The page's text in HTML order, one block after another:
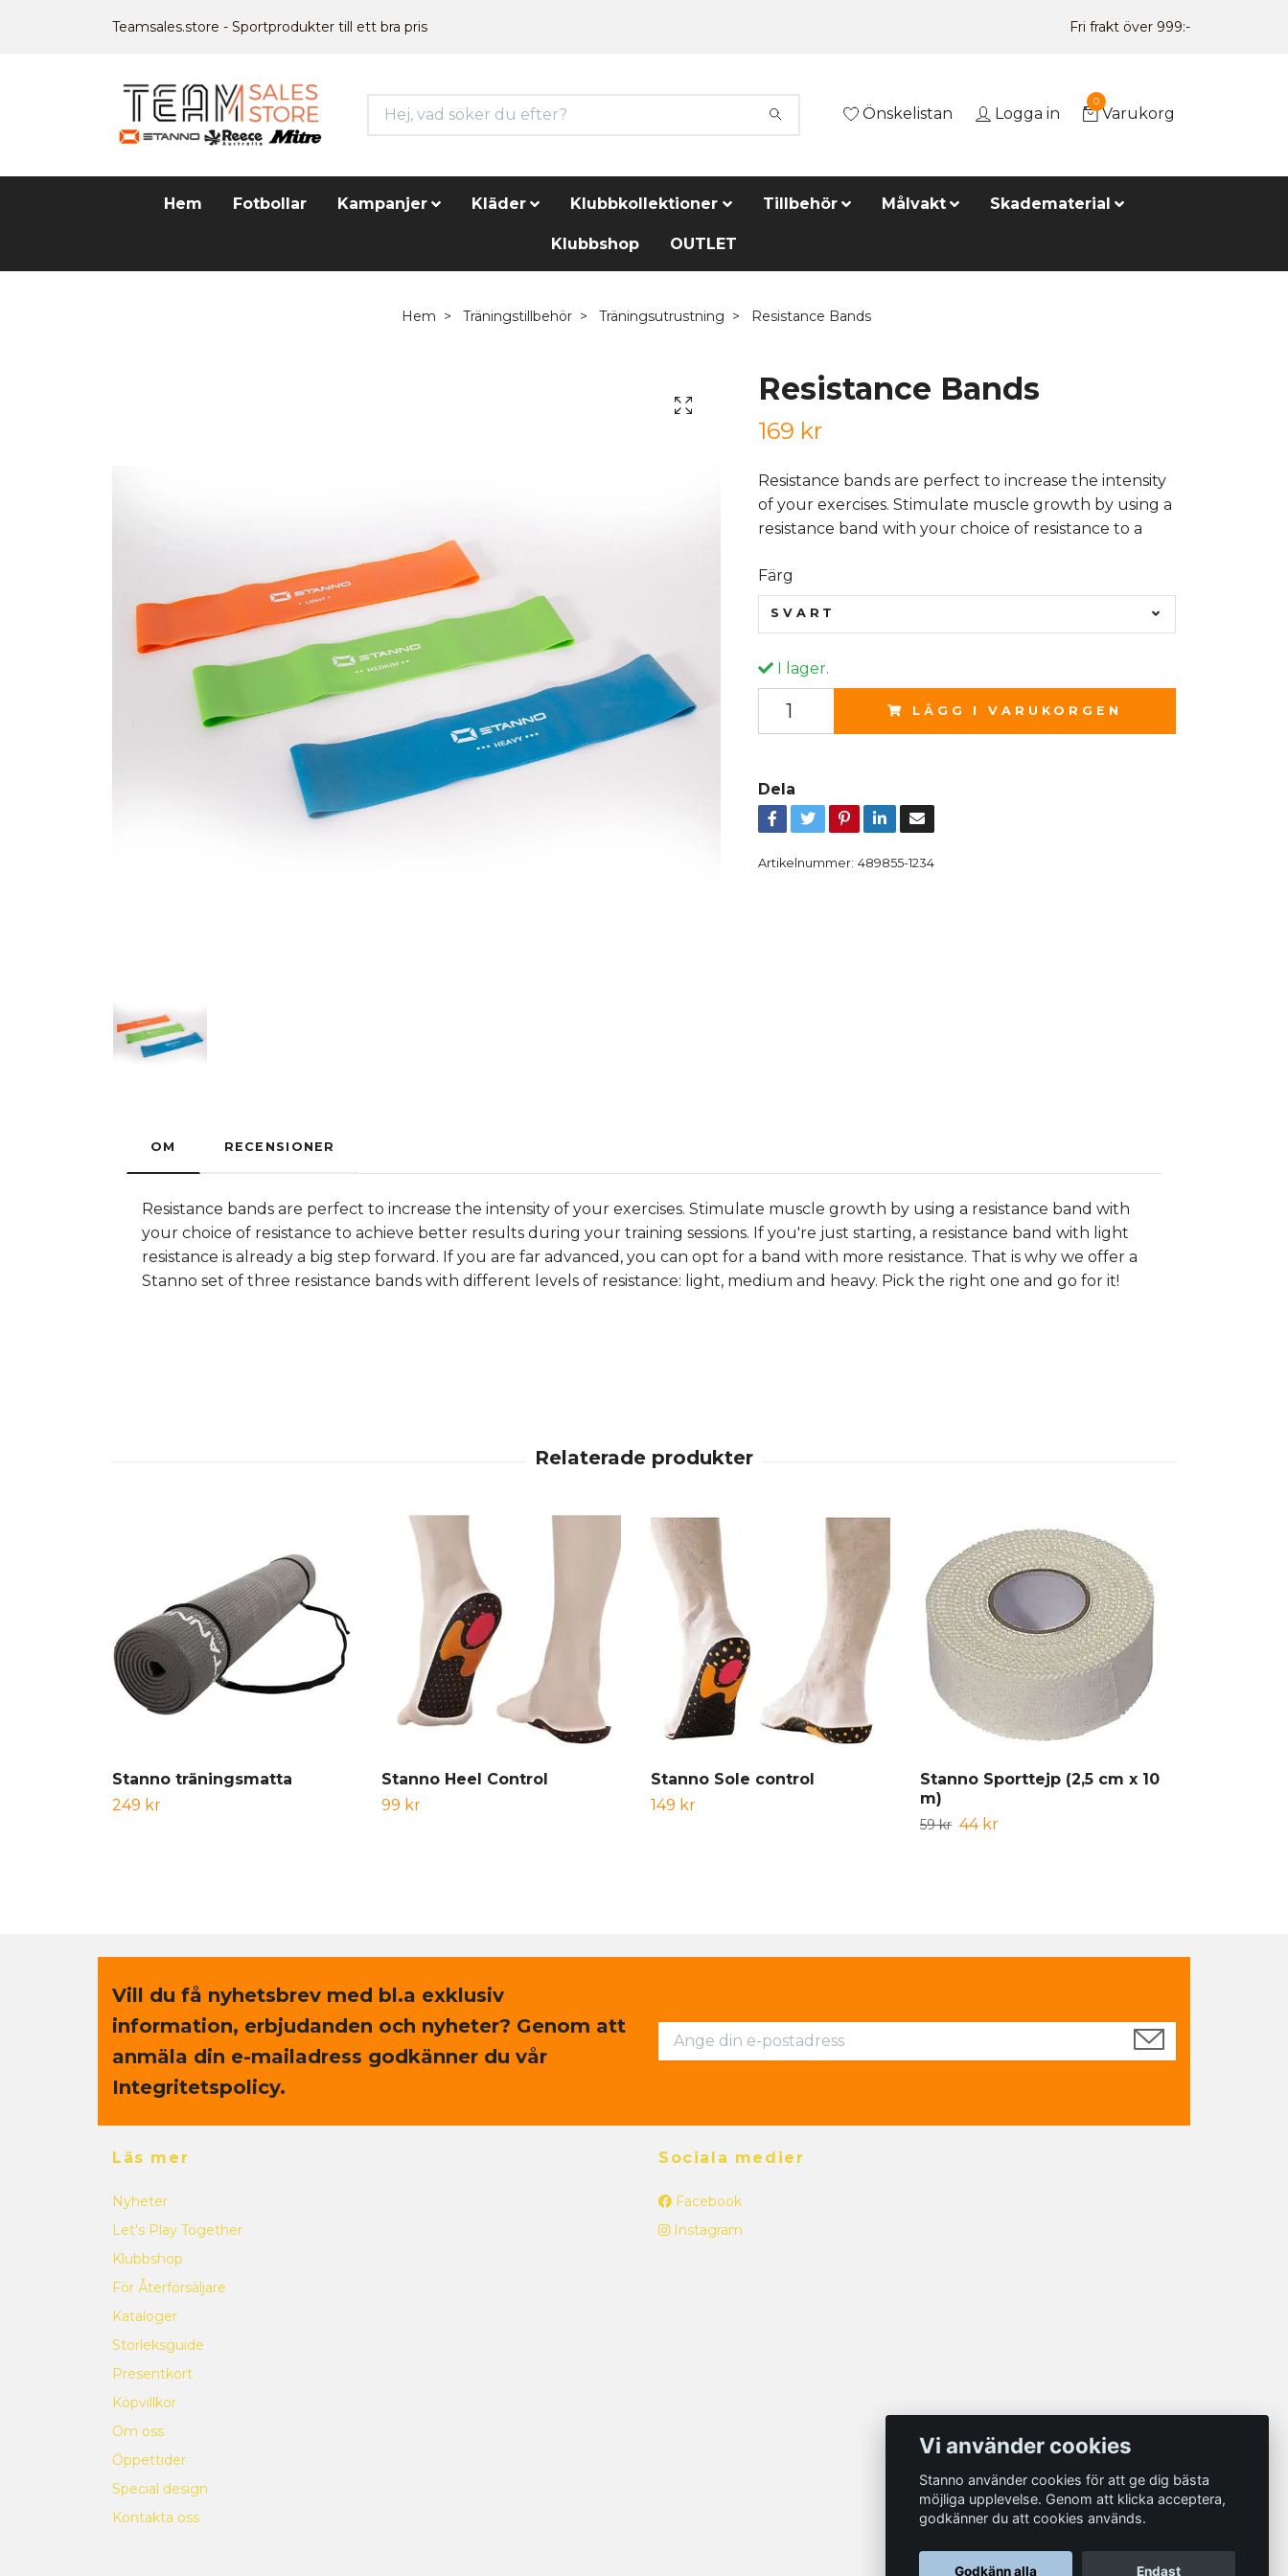
Teamsales.store - Sportprodukter till ett bra pris Fri frakt över 999:-
Önskelistan Logga in
0
Varukorg
Hem Fotbollar Kampanjer Kläder Klubbkollektioner Tillbehör Målvakt Skadematerial
Klubbshop OUTLET
Hem Träningstillbehör Träningsutrustning Resistance Bands
Resistance Bands
169 kr
Resistance bands are perfect to increase the intensity
of your exercises. Stimulate muscle growth by using a
resistance band with your choice of resistance to a
Färg
SVART
I lager.
LÄGG I VARUKORGEN
Dela
Artikelnummer: 489855-1234
OM RECENSIONER
Resistance bands are perfect to increase the intensity of your exercises. Stimulate muscle growth by using a resistance band with
your choice of resistance to achieve better results during your training sessions. If you're just starting, a resistance band with light
resistance is already a big step forward. If you are far advanced, you can opt for a band with more resistance. That is why we offer a
Stanno set of three resistance bands with different levels of resistance: light, medium and heavy. Pick the right one and go for it!
Stanno träningsmatta
249 kr
Stanno Heel Control
99 kr
Stanno Sole control
149 kr
Stanno Sporttejp (2,5 cm x 10
m)
59 kr 44 kr
Vill du få nyhetsbrev med bl.a exklusiv
information, erbjudanden och nyheter? Genom att
anmäla din e-mailadress godkänner du vår
Integritetspolicy.
Läs mer
Nyheter
Let's Play Together
Klubbshop
För Återförsäljare
Kataloger
Storleksguide
Presentkort
Köpvillkor
Om oss
Öppettider
Special design
Kontakta oss
Sociala medier
Facebook
Instagram
Vi använder cookies
Stanno använder cookies för att ge dig bästa
möjliga upplevelse. Genom att klicka acceptera,
godkänner du att cookies används.
Godkänn alla Endast